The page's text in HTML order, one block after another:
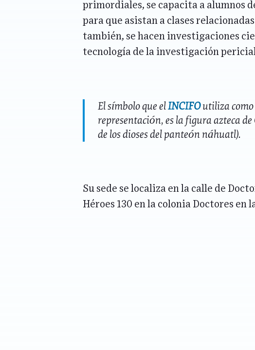
primordiales, se capacita a alumnos
para que asistan a clases
también, se hacen investigaciones
tecnología de la investigación
El símbolo que elINCIFOutiliza como
representación, es la figura azteca
de los dioses del panteón náhuatl).
Su sede se localiza en la calle de
Héroes 130 en la colonia Doctores en